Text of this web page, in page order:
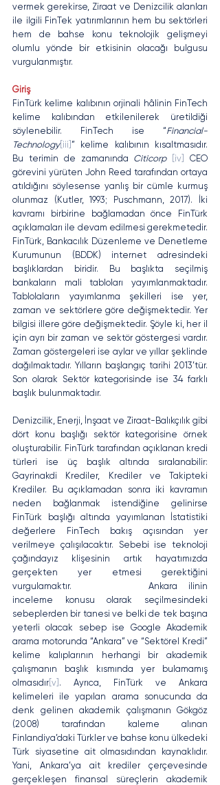
vermek gerekirse, Ziraat ve Denizcilik alanları
ile ilgili FinTek yatırımlarının hem bu sektörleri
hem de bahse konu teknolojik gelişmeyi
olumlu yönde bir etkisinin olacağı bulgusu
vurgulanmıştır.
Giriş
FinTürk kelime kalıbının orjinali hâlinin FinTech
kelime kalıbından etkilenilerek üretildiği
söylenebilir. FinTech ise “Financial-
Technology[iii]” kelime kalıbının kısaltmasıdır.
Bu terimin de zamanında Citicorp [iv]
CEO
görevini yürüten John Reed tarafından ortaya
atıldığını söylesense yanlış bir cümle kurmuş
olunmaz (Kutler, 1993; Puschmann, 2017). İki
kavramı birbirine bağlamadan önce FinTürk
açıklamaları ile devam edilmesi gerekmetedir.
FinTürk, Bankacılık Düzenleme ve Denetleme
Kurumunun (BDDK) internet adresindeki
başlıklardan biridir. Bu başlıkta seçilmiş
bankaların mali tabloları yayımlanmaktadır.
Tablolaların yayımlanma şekilleri ise yer,
zaman ve sektörlere göre değişmektedir. Yer
bilgisi illere göre değişmektedir. Şöyle ki, her il
için ayrı bir zaman ve sektör göstergesi vardır.
Zaman göstergeleri ise aylar ve yıllar şeklinde
dağılmaktadır. Yılların başlangıç tarihi 2013’tür.
Son olarak Sektör kategorisinde ise 34 farklı
başlık bulunmaktadır.
Denizcilik, Enerji, İnşaat ve Ziraat-Balıkçılık gibi
dört konu başlığı sektör kategorisine örnek
oluşturabilir. FinTürk tarafından açıklanan kredi
türleri ise üç başlık altında sıralanabilir:
Gayrinakdi Krediler, Krediler ve Takipteki
Krediler. Bu açıklamadan sonra iki kavramın
neden bağlanmak istendiğine gelinirse
FinTürk başlığı altında yayımlanan İstatistiki
değerlere FinTech bakış açısından yer
verilmeye çalışılacaktır. Sebebi ise teknoloji
çağındayız klişesinin artık hayatımızda
gerçekten yer etmesi gerektiğini
vurgulamaktır. 		Ankara ilinin
inceleme konusu olarak seçilmesindeki
sebeplerden bir tanesi ve belki de tek başına
yeterli olacak sebep ise Google Akademik
arama motorunda “Ankara” ve “Sektörel Kredi”
kelime kalıplarının herhangi bir akademik
çalışmanın başlık kısmında yer bulamamış
olmasıdır[v] . Ayrıca, FinTürk ve Ankara
kelimeleri ile yapılan arama sonucunda da
denk gelinen akademik çalışmanın Gökgöz
(2008) tarafından kaleme alınan
Finlandiya’daki Türkler ve bahse konu ülkedeki
Türk siyasetine ait olmasıdından kaynaklıdır.
Yani, Ankara’ya ait krediler çerçevesinde
gerçekleşen finansal süreçlerin akademik